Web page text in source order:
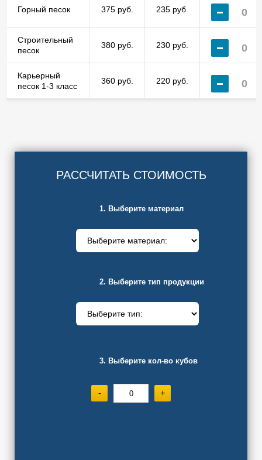
Горный песок 375 руб. 235 руб.
Строительный
песок
380 руб. 230 руб.
Карьерный
песок 1-3 класс
360 руб. 220 руб.
РАССЧИТАТЬ СТОИМОСТЬ
1. Выберите материал
2. Выберите тип продукции
3. Выберите кол-во кубов
- +